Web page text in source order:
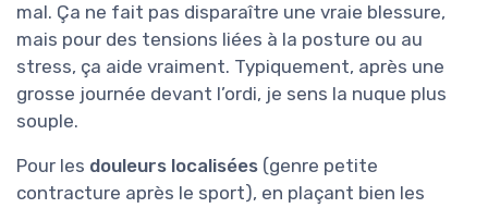
mal. Ça ne fait pas disparaître une vraie blessure,
mais pour des tensions liées à la posture ou au
stress, ça aide vraiment. Typiquement, après une
grosse journée devant l’ordi, je sens la nuque plus
souple.
Pour les douleurs localisées (genre petite
contracture après le sport), en plaçant bien les